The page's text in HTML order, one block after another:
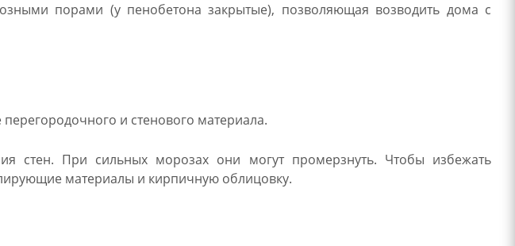
порами (у пенобетона закрытые), позволяющая возводить дома с
и стенового материала.
стен. При сильных морозах они могут промерзнуть. Чтобы избежать
материалы и кирпичную облицовку.